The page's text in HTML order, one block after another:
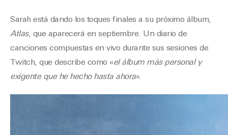
Sarah está dando los toques finales a su próximo álbum,
Atlas, que aparecerá en septiembre. Un diario de
canciones compuestas en vivo durante sus sesiones de
Twitch, que describe como «el álbum más personal y
exigente que he hecho hasta ahora«.